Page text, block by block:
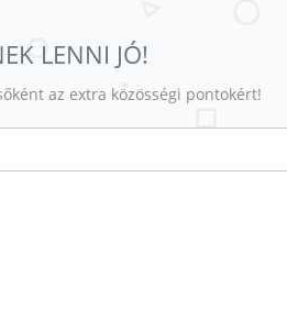
LENNI JÓ!
az extra közösségi pontokért!